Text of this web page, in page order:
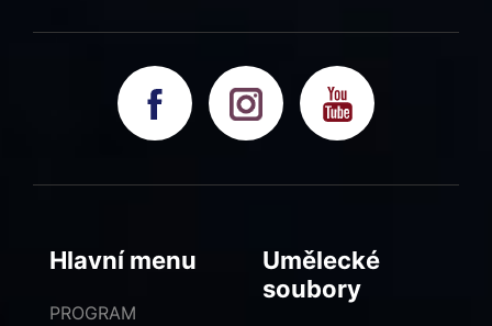
Hlavní menu
PROGRAM
Umělecké
soubory